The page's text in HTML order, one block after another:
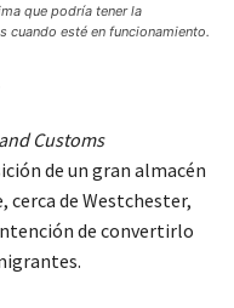
que podría tener la
cuando esté en funcionamiento.
Customs
de un gran almacén
cerca de Westchester,
de convertirlo